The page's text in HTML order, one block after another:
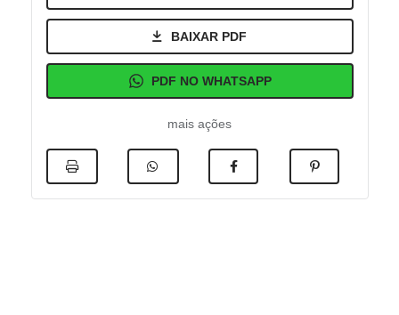
BAIXAR PDF
PDF NO WHATSAPP
mais ações